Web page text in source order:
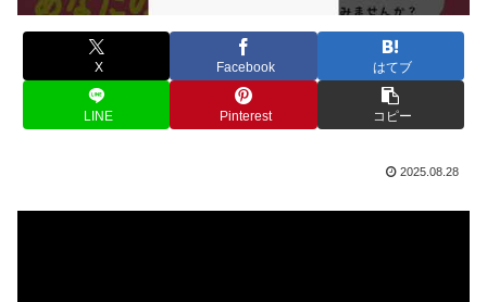
X Facebook はてブ
LINE Pinterest コピー
2025.08.28